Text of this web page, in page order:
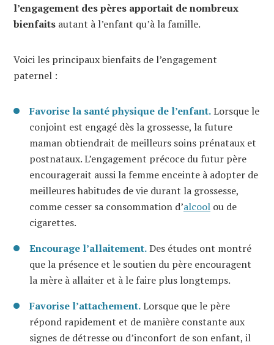
l’engagement des pères apportait de nombreux
bienfaits autant à l’enfant qu’à la famille.
Voici les principaux bienfaits de l’engagement
paternel :
Favorise la santé physique de l’enfant.Lorsque le
conjoint est engagé dès la grossesse, la future
maman obtiendrait de meilleurs soins prénataux et
postnataux. L’engagement précoce du futur père
encouragerait aussi la femme enceinte à adopter de
meilleures habitudes de vie durant la grossesse,
comme cesser sa consommation d’alcool ou de
cigarettes.
Encourage l’allaitement.Des études ont montré
que la présence et le soutien du père encouragent
la mère à allaiter et à le faire plus longtemps.
Favorise l’attachement.Lorsque que le père
répond rapidement et de manière constante aux
signes de détresse ou d’inconfort de son enfant, il